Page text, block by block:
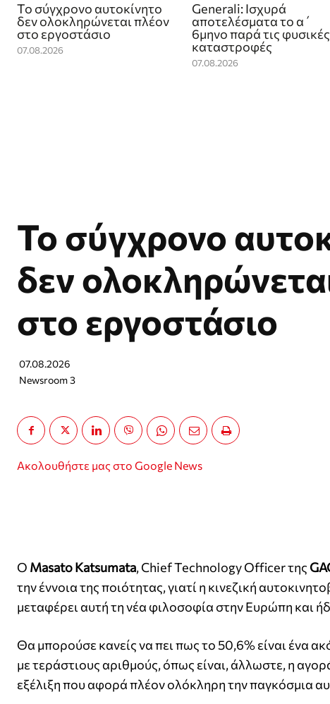
Το σύγχρονο αυτοκίνητο
δεν ολοκληρώνεται πλέον
στο εργοστάσιο
07.08.2026
Generali: Ισχυρά
αποτελέσματα το α΄
6μηνο παρά τις φυσικές
καταστροφές
07.08.2026